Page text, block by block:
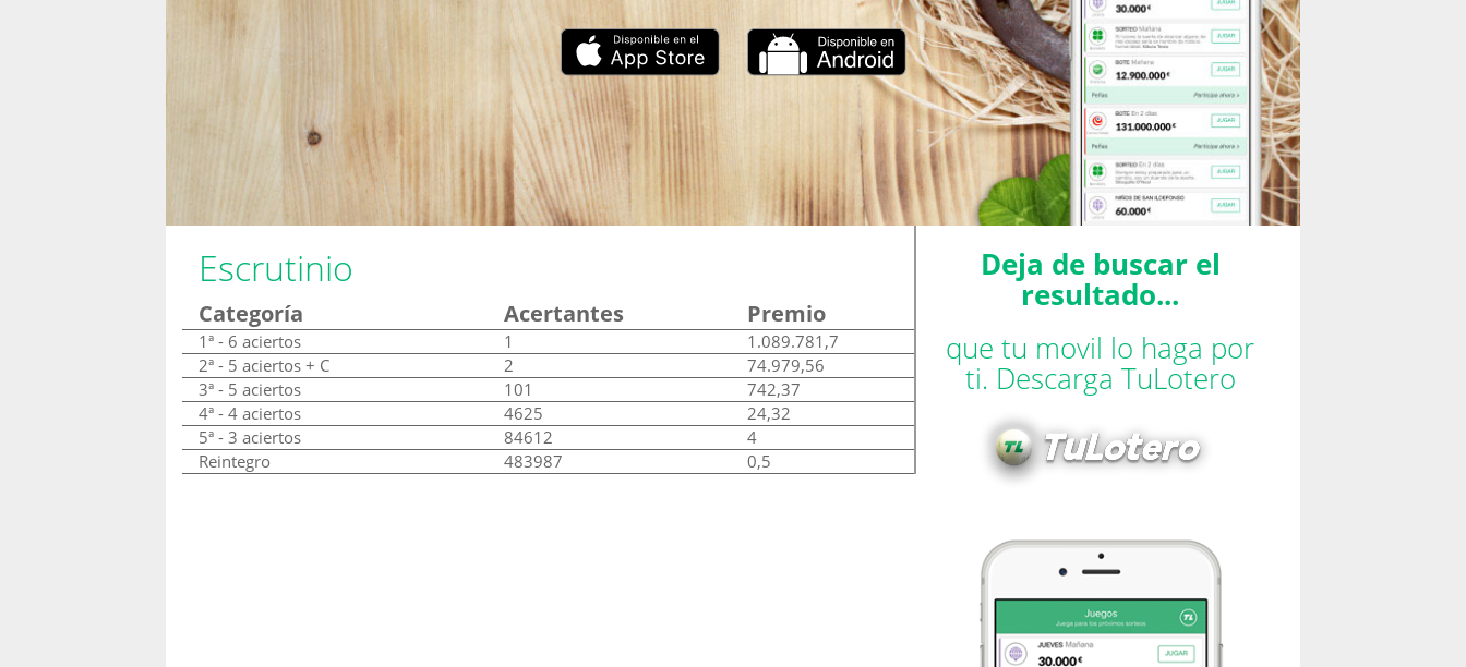
Escrutinio
Categoría Acertantes Premio
1ª - 6 aciertos 1
1.089.781,7
2ª - 5 aciertos + C
2
74.979,56
3ª - 5 aciertos
101
742,37
4ª - 4 aciertos
4625
24,32
5ª - 3 aciertos
84612
4
Reintegro
483987 0,5
Deja de buscar el
resultado...
que tu movil lo haga por
ti. Descarga TuLotero